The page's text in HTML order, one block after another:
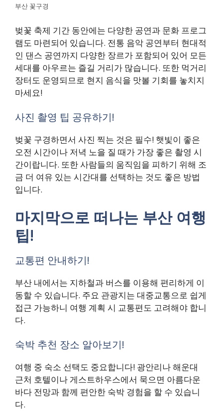
부산 꽃구경
벚꽃 축제 기간 동안에는 다양한 공연과 문화 프로그
램도 마련되어 있습니다. 전통 음악 공연부터 현대적
인 댄스 공연까지 다양한 장르가 포함되어 있어 모든
세대를 아우르는 즐길 거리가 많습니다. 또한 먹거리
장터도 운영되므로 현지 음식을 맛볼 기회를 놓치지
마세요!
사진 촬영 팁 공유하기!
벚꽃 구경하면서 사진 찍는 것은 필수! 햇빛이 좋은
오전 시간이나 저녁 노을 질 때가 가장 좋은 촬영 시
간이랍니다. 또한 사람들의 움직임을 피하기 위해 조
금 더 여유 있는 시간대를 선택하는 것도 좋은 방법
입니다.
마지막으로 떠나는 부산 여행
팁!
교통편 안내하기!
부산 내에서는 지하철과 버스를 이용해 편리하게 이
동할 수 있습니다. 주요 관광지는 대중교통으로 쉽게
접근 가능하니 여행 계획 시 교통편도 고려해야 합니
다.
숙박 추천 장소 알아보기!
여행 중 숙소 선택도 중요합니다! 광안리나 해운대
근처 호텔이나 게스트하우스에서 묵으면 아름다운
바다 전망과 함께 편안한 숙박 경험을 할 수 있습니
다.